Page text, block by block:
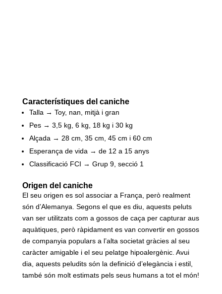
Característiques del caniche
Talla → Toy, nan, mitjà i gran
Pes → 3,5 kg, 6 kg, 18 kg i 30 kg
Alçada → 28 cm, 35 cm, 45 cm i 60 cm
Esperança de vida → de 12 a 15 anys
Classificació FCI → Grup 9, secció 1
Origen del caniche
El seu origen es sol associar a França, però realment
són d’Alemanya. Segons el que es diu, aquests peluts
van ser utilitzats com a gossos de caça per capturar aus
aquàtiques, però ràpidament es van convertir en gossos
de companyia populars a l’alta societat gràcies al seu
caràcter amigable i el seu pelatge hipoalergènic. Avui
dia, aquests peludits són la definició d’elegància i estil,
també són molt estimats pels seus humans a tot el món!